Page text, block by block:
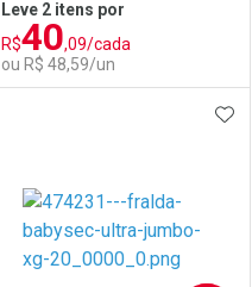
Comprar sem Desconto
Por R$ 95,99/cada
Comprar sem Desconto
Por R$ 95,99/cada
Leve 2 itens por
R$40,09/cada
ou R$ 48,59/un
Laboratório
Por Menos